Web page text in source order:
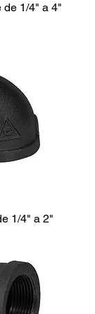
1/4" a 4"
1/4" a 2"